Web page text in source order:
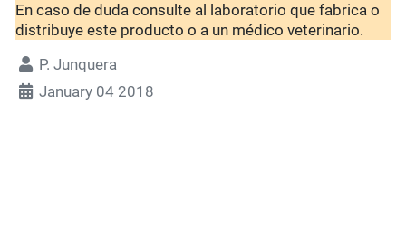
En caso de duda consulte al laboratorio que fabrica o
distribuye este producto o a un médico veterinario.
P. Junquera
January 04 2018